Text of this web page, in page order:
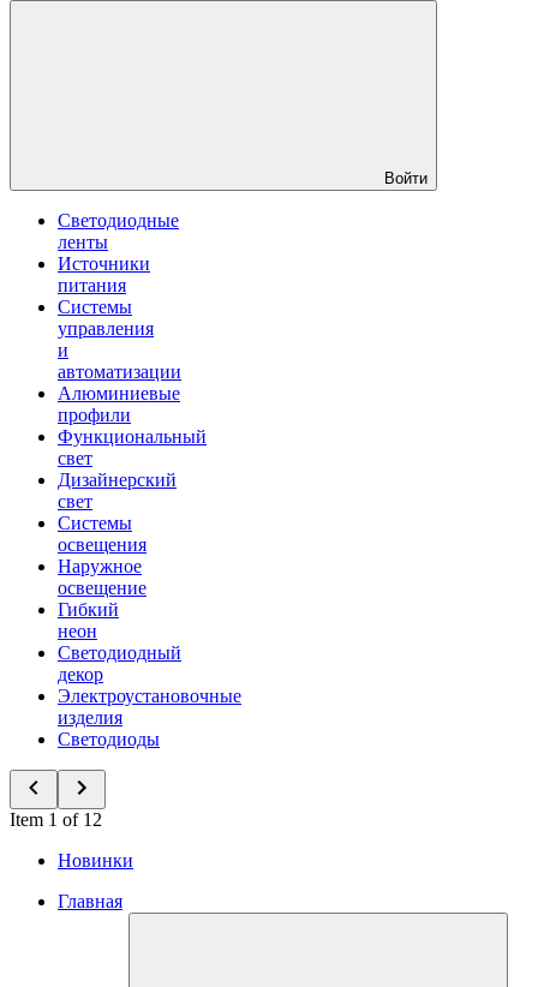
Войти
Светодиодные
ленты
Источники
питания
Системы
управления
и
автоматизации
Алюминиевые
профили
Функциональный
свет
Дизайнерский
свет
Системы
освещения
Наружное
освещение
Гибкий
неон
Светодиодный
декор
Электроустановочные
изделия
Светодиоды
Item 1 of 12
Новинки
Главная